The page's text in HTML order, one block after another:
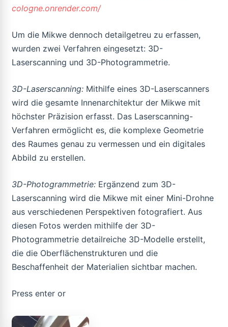
cologne.onrender.com/
Um die Mikwe dennoch detailgetreu zu erfassen,
wurden zwei Verfahren eingesetzt: 3D-
Laserscanning und 3D-Photogrammetrie.
3D-Laserscanning: Mithilfe eines 3D-Laserscanners
wird die gesamte Innenarchitektur der Mikwe mit
höchster Präzision erfasst. Das Laserscanning-
Verfahren ermöglicht es, die komplexe Geometrie
des Raumes genau zu vermessen und ein digitales
Abbild zu erstellen.
3D-Photogrammetrie: Ergänzend zum 3D-
Laserscanning wird die Mikwe mit einer Mini-Drohne
aus verschiedenen Perspektiven fotografiert. Aus
diesen Fotos werden mithilfe der 3D-
Photogrammetrie detailreiche 3D-Modelle erstellt,
die die Oberflächenstrukturen und die
Beschaffenheit der Materialien sichtbar machen.
Press enter or